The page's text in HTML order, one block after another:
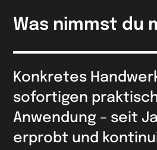
Was nimmst du
Konkretes
sofortigen
Anwendung – seit
erprobt und